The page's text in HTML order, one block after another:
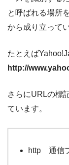
と呼ばれる場所
から成り立って
たとえば
http://
さらにURLの標
ています。
http 通信